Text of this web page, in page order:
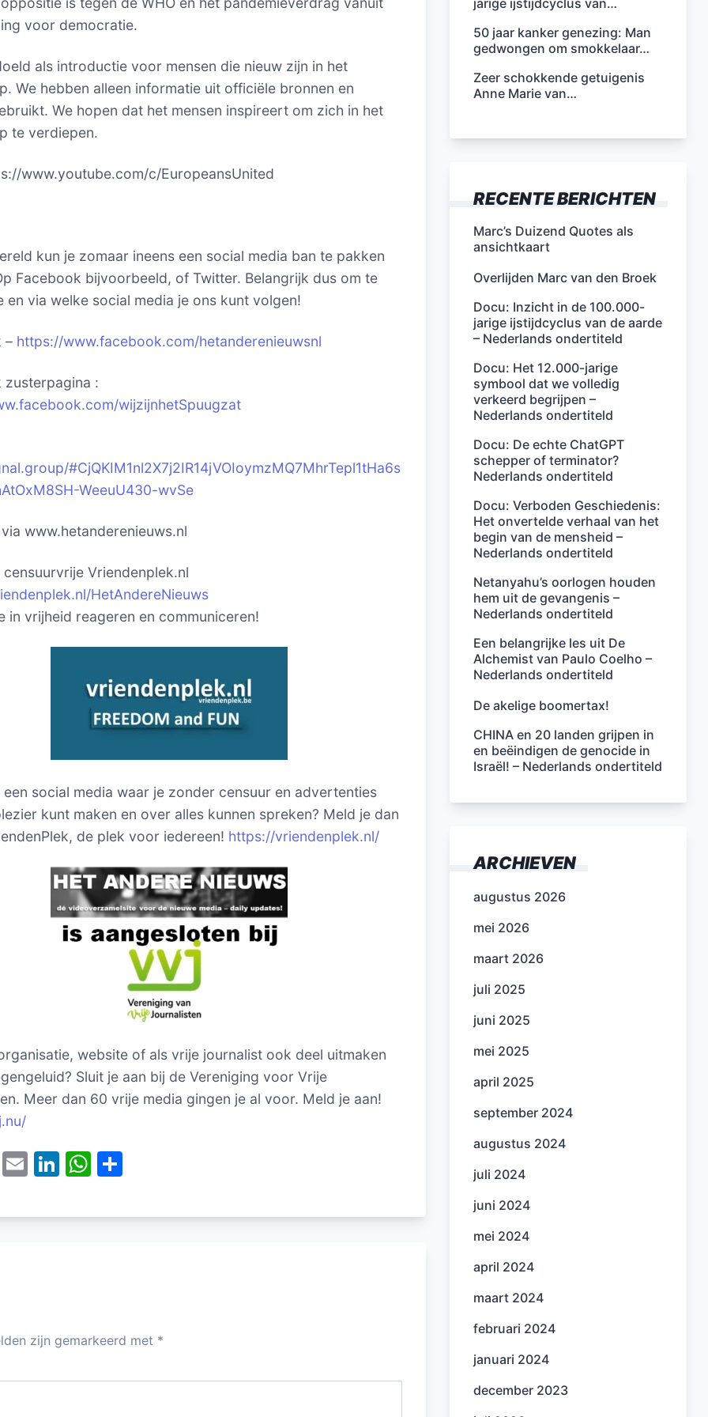
voor democratie.
als introductie voor mensen die nieuw zijn in het
We hebben alleen informatie uit officiële bronnen en
We hopen dat het mensen inspireert om zich in het
te verdiepen.
www.youtube.com/c/EuropeansUnited
kun je zomaar ineens een social media ban te pakken
Facebook bijvoorbeeld, of Twitter. Belangrijk dus om te
en via welke social media je ons kunt volgen!
– https://www.facebook.com/hetanderenieuwsnl
zusterpagina :
wijzijnhetSpuugzat
#CjQKIM1nl2X7j2IR14jVOIoymzMQ7MhrTepl1tHa6s
WeeuU430-wvSe
www.hetanderenieuws.nl
censuurvrije Vriendenplek.nl
HetAndereNieuws
in vrijheid reageren en communiceren!
social media waar je zonder censuur en advertenties
kunt maken en over alles kunnen spreken? Meld je dan
de plek voor iedereen! https://vriendenplek.nl/
website of als vrije journalist ook deel uitmaken
Sluit je aan bij de Vereniging voor Vrije
Meer dan 60 vrije media gingen je al voor. Meld je aan!
E
ai
Li
k
W
at e
zijn gemarkeerd met *
jarige ijstijdcyclus van…
50 jaar kanker genezing: Man
gedwongen om smokkelaar…
Zeer schokkende getuigenis
Anne Marie van…
RECENTE BERICHTEN
Marc’s Duizend Quotes als
ansichtkaart
Overlijden Marc van den Broek
Docu: Inzicht in de 100.000-
jarige ijstijdcyclus van de aarde
– Nederlands ondertiteld
Docu: Het 12.000-jarige
symbool dat we volledig
verkeerd begrijpen –
Nederlands ondertiteld
Docu: De echte ChatGPT
schepper of terminator?
Nederlands ondertiteld
Docu: Verboden Geschiedenis:
Het onvertelde verhaal van het
begin van de mensheid –
Nederlands ondertiteld
Netanyahu’s oorlogen houden
hem uit de gevangenis –
Nederlands ondertiteld
Een belangrijke les uit De
Alchemist van Paulo Coelho –
Nederlands ondertiteld
De akelige boomertax!
CHINA en 20 landen grijpen in
en beëindigen de genocide in
Israël! – Nederlands ondertiteld
ARCHIEVEN
augustus 2026
mei 2026
maart 2026
juli 2025
juni 2025
mei 2025
april 2025
september 2024
augustus 2024
juli 2024
juni 2024
mei 2024
april 2024
maart 2024
februari 2024
januari 2024
december 2023